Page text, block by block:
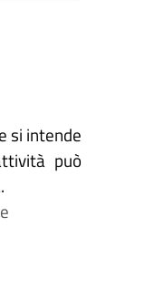
si intende
può